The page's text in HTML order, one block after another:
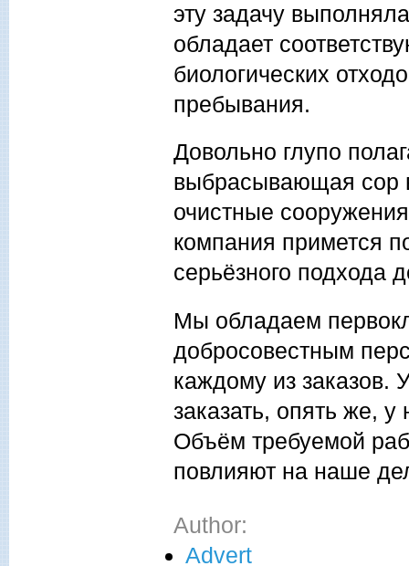
эту задачу
обладает
биологических
пребывания.
Довольно глупо
выбрасывающая сор
очистные
компания примется
серьёзного подхода
Мы обладаем
добросовестным
каждому из заказов.
заказать, опять же,
Объём требуемой
повлияют на наше
Author:
Advert